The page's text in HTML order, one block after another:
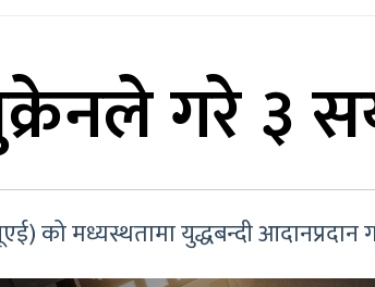
गरे ३
को मध्यस्थतामा युद्धबन्दी आदानप्रदान